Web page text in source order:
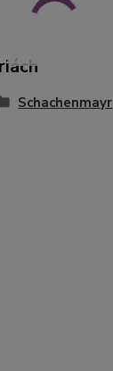
Schachenmayr